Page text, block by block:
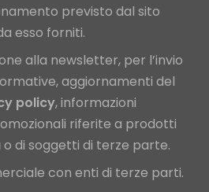
previsto dal sito
esso forniti.
alla newsletter, per l’invio
aggiornamenti del
policy, informazioni
riferite a prodotti
o di soggetti di terze parte.
con enti di terze parti.